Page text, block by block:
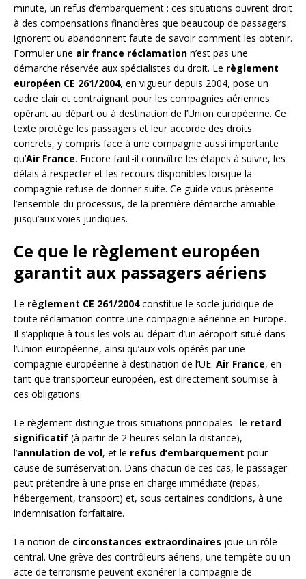
minute, un refus d’embarquement : ces situations ouvrent droit
à des compensations financières que beaucoup de passagers
ignorent ou abandonnent faute de savoir comment les obtenir.
Formuler une air france réclamation n’est pas une
démarche réservée aux spécialistes du droit. Le règlement
européen CE 261/2004, en vigueur depuis 2004, pose un
cadre clair et contraignant pour les compagnies aériennes
opérant au départ ou à destination de l’Union européenne. Ce
texte protège les passagers et leur accorde des droits
concrets, y compris face à une compagnie aussi importante
qu’Air France. Encore faut-il connaître les étapes à suivre, les
délais à respecter et les recours disponibles lorsque la
compagnie refuse de donner suite. Ce guide vous présente
l’ensemble du processus, de la première démarche amiable
jusqu’aux voies juridiques.
Ce que le règlement européen
garantit aux passagers aériens
Le règlement CE 261/2004constitue le socle juridique de
toute réclamation contre une compagnie aérienne en Europe.
Il s’applique à tous les vols au départ d’un aéroport situé dans
l’Union européenne, ainsi qu’aux vols opérés par une
compagnie européenne à destination de l’UE. Air France, en
tant que transporteur européen, est directement soumise à
ces obligations.
Le règlement distingue trois situations principales : le retard
significatif (à partir de 2 heures selon la distance),
l’annulation de vol, et le refus d’embarquement pour
cause de surréservation. Dans chacun de ces cas, le passager
peut prétendre à une prise en charge immédiate (repas,
hébergement, transport) et, sous certaines conditions, à une
indemnisation forfaitaire.
La notion de circonstances extraordinaires joue un rôle
central. Une grève des contrôleurs aériens, une tempête ou un
acte de terrorisme peuvent exonérer la compagnie de